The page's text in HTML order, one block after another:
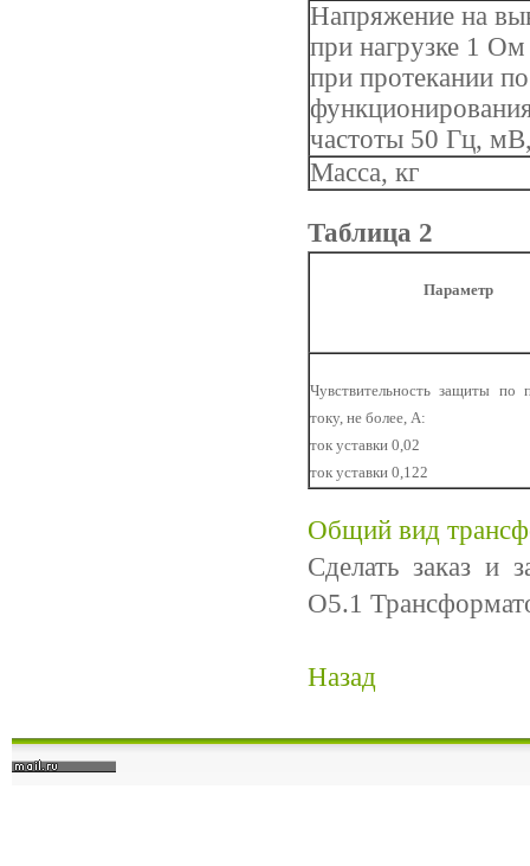
Напряжение на
при нагрузке 1
при протекании
частоты 50 Гц,
Масса, кг
Таблица 2
Параметр
Чувствительность защиты по
току, не более, А:
ток уставки 0,02
ток уставки 0,122
Общий вид
Сделать заказ и
О5.1
Назад